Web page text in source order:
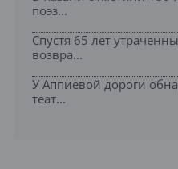
поэз...
Спустя 65 лет
возвра...
У Аппиевой дороги
теат...